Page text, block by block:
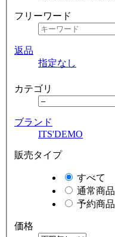
フリーワード
返品
指定なし
カテゴリ
ブランド
ITS'DEMO
販売タイプ
すべて
通常商品
予約商品
価格